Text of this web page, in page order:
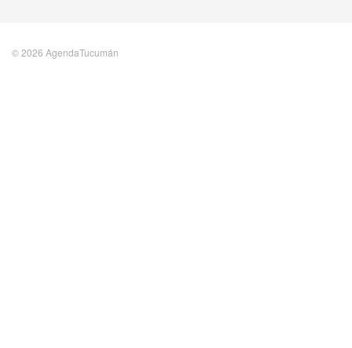
© 2026 AgendaTucumán